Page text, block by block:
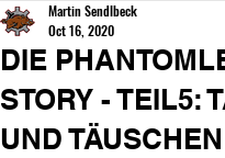
DIE
STORY - TEIL5:
UND
Martin Sendlbeck
Oct 16, 2020